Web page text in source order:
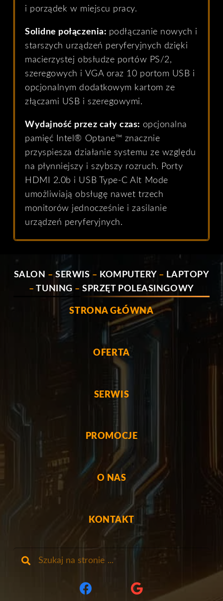
i porządek w miejscu pracy.
Solidne połączenia: podłączanie nowych i
starszych urządzeń peryferyjnych dzięki
macierzystej obsłudze portów PS/2,
szeregowych i VGA oraz 10 portom USB i
opcjonalnym dodatkowym kartom ze
złączami USB i szeregowymi.
Wydajność przez cały czas: opcjonalna
pamięć Intel® Optane™ znacznie
przyspiesza działanie systemu ze względu
na płynniejszy i szybszy rozruch. Porty
HDMI 2.0b i USB Type-C Alt Mode
umożliwiają obsługę nawet trzech
monitorów jednocześnie i zasilanie
urządzeń peryferyjnych.
SALON –SERWIS – KOMPUTERY – LAPTOPY
– TUNING – SPRZĘT POLEASINGOWY
STRONA GŁÓWNA
OFERTA
SERWIS
PROMOCJE
O NAS
KONTAKT